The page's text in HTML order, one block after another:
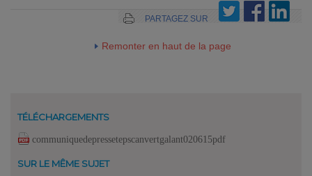
PARTAGEZ SUR
Remonter en haut de la page
TÉLÉCHARGEMENTS
communiquedepressetepscanvertgalant020615pdf
SUR LE MÊME SUJET